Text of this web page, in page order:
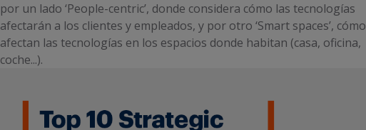
por un lado ‘People-centric’, donde considera cómo las tecnologías
afectarán a los clientes y empleados, y por otro ‘Smart spaces’, cómo
afectan las tecnologías en los espacios donde habitan (casa, oficina,
coche...).